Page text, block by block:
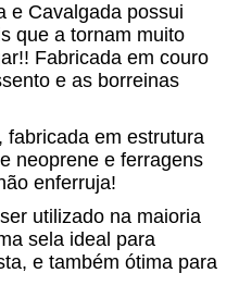
e Cavalgada possui
que a tornam muito
Fabricada em couro
e as borreinas
fabricada em estrutura
neoprene e ferragens
enferruja!
utilizado na maioria
sela ideal para
e também ótima para